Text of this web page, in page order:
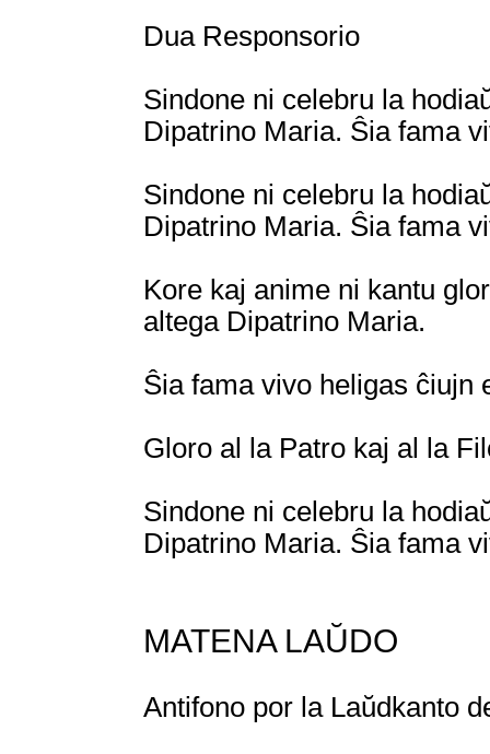
Dua Responsorio
Sindone ni celebru la
Dipatrino Maria. Ŝia fama
Sindone ni celebru la
Dipatrino Maria. Ŝia fama
Kore kaj anime ni kantu
altega Dipatrino Maria.
Ŝia fama vivo heligas ĉiujn
Gloro al la Patro kaj al la
Sindone ni celebru la
Dipatrino Maria. Ŝia fama
MATENA LAŬDO
Antifono por la Laŭdkanto